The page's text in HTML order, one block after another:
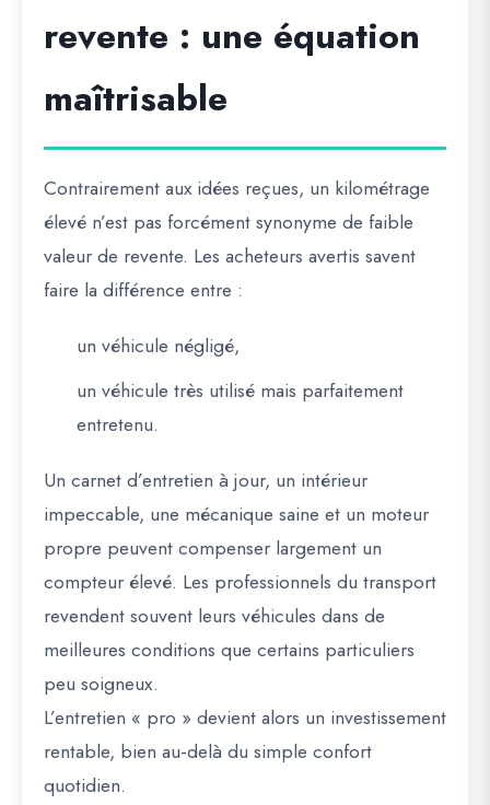
revente : une équation
maîtrisable
Contrairement aux idées reçues, un kilométrage
élevé n’est pas forcément synonyme de faible
valeur de revente. Les acheteurs avertis savent
faire la différence entre :
un véhicule négligé,
un véhicule très utilisé mais parfaitement
entretenu.
Un carnet d’entretien à jour, un intérieur
impeccable, une mécanique saine et un moteur
propre peuvent compenser largement un
compteur élevé. Les professionnels du transport
revendent souvent leurs véhicules dans de
meilleures conditions que certains particuliers
peu soigneux.
L’entretien « pro » devient alors un investissement
rentable, bien au-delà du simple confort
quotidien.